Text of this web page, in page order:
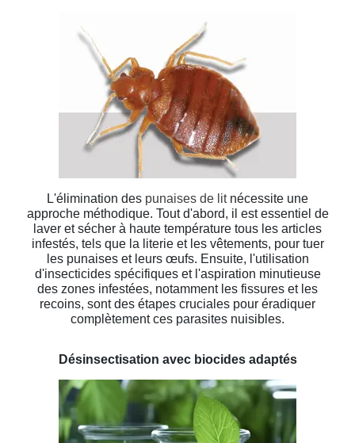
L'élimination des punaises de litnécessite une
approche méthodique. Tout d'abord, il est essentiel de
laver et sécher à haute température tous les articles
infestés, tels que la literie et les vêtements, pour tuer
les punaises et leurs œufs. Ensuite, l'utilisation
d'insecticides spécifiques et l'aspiration minutieuse
des zones infestées, notamment les fissures et les
recoins, sont des étapes cruciales pour éradiquer
complètement ces parasites nuisibles.
Désinsectisation avec biocides adaptés